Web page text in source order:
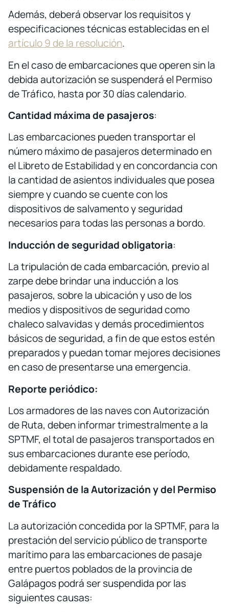
Además, deberá observar los requisitos y
especificaciones técnicas establecidas en el
artículo 9 de la resolución.
En el caso de embarcaciones que operen sin la
debida autorización se suspenderá el Permiso
de Tráfico, hasta por 30 días calendario.
Cantidad máxima de pasajeros:
Las embarcaciones pueden transportar el
número máximo de pasajeros determinado en
el Libreto de Estabilidad y en concordancia con
la cantidad de asientos individuales que posea
siempre y cuando se cuente con los
dispositivos de salvamento y seguridad
necesarios para todas las personas a bordo.
Inducción de seguridad obligatoria:
La tripulación de cada embarcación, previo al
zarpe debe brindar una inducción a los
pasajeros, sobre la ubicación y uso de los
medios y dispositivos de seguridad como
chaleco salvavidas y demás procedimientos
básicos de seguridad, a fin de que estos estén
preparados y puedan tomar mejores decisiones
en caso de presentarse una emergencia.
Reporte periódico:
Los armadores de las naves con Autorización
de Ruta, deben informar trimestralmente a la
SPTMF, el total de pasajeros transportados en
sus embarcaciones durante ese período,
debidamente respaldado.
Suspensión de la Autorización y del Permiso
de Tráfico
La autorización concedida por la SPTMF, para la
prestación del servicio público de transporte
marítimo para las embarcaciones de pasaje
entre puertos poblados de la provincia de
Galápagos podrá ser suspendida por las
siguientes causas: